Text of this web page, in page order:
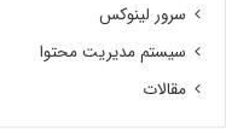
سرور لینوکس
سیستم مدیریت محتوا
مقالات